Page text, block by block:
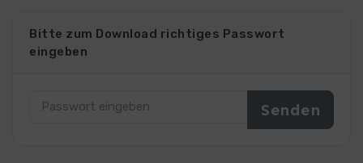
Bitte zum Download richtiges Passwort
eingeben